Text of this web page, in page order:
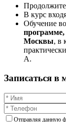
В курс
Обучение
Москвы, в
А.
Записаться в
Отправляя данную